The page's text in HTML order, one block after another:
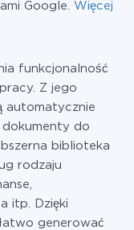
Google. Więcej
funkcjonalność
Z jego
automatycznie
do
biblioteka
rodzaju
itp. Dzięki
generować